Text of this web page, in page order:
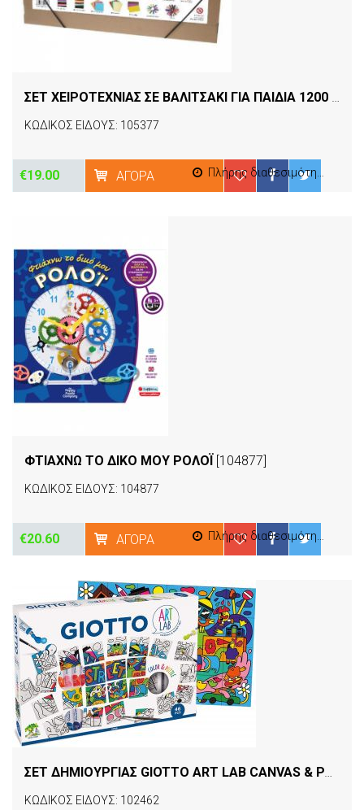
ΚΩΔΙΚΟΣ ΕΙΔΟΥΣ: 105377
€19.00 ΑΓΟΡΆ Πλήρης διαθεσιμότητα
ΦΤΙΑΧΝΩ ΤΟ ΔΙΚΟ ΜΟΥ ΡΟΛΟΪ [104877]
ΚΩΔΙΚΟΣ ΕΙΔΟΥΣ: 104877
€20.60 ΑΓΟΡΆ Πλήρης διαθεσιμότητα
ΚΩΔΙΚΟΣ ΕΙΔΟΥΣ: 102462